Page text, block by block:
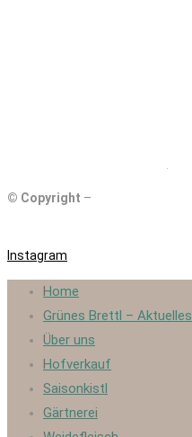
© Copyright –
Instagram
Home
Grünes Brettl – Aktuelles
Über uns
Hofverkauf
Saisonkistl
Gärtnerei